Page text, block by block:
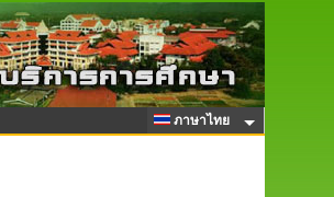
ภาษาไทย